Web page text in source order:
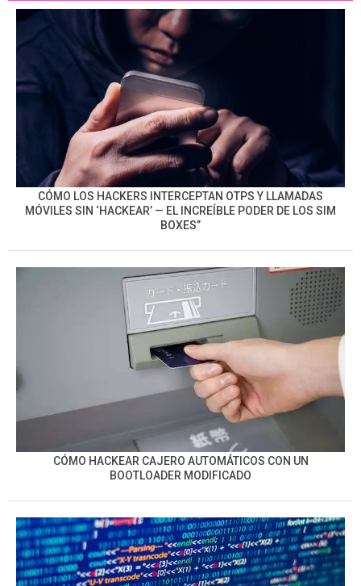
CÓMO LOS HACKERS INTERCEPTAN OTPS Y LLAMADAS
MÓVILES SIN ‘HACKEAR’ — EL INCREÍBLE PODER DE LOS SIM
BOXES”
CÓMO HACKEAR CAJERO AUTOMÁTICOS CON UN
BOOTLOADER MODIFICADO